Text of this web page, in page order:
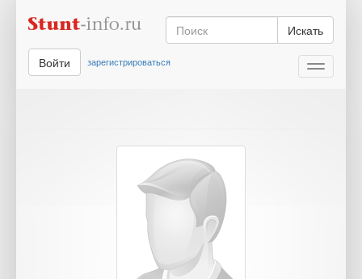
Искать
Toggle
Войти зарегистрироваться